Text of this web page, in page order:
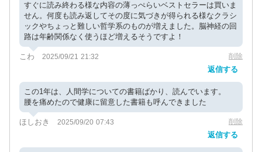
すぐに読み終わる様な内容の薄っぺらいベストセラーは買いま
せん。何度も読み返してその度に気づきが得られる様なクラシ
ックやちょっと難しい哲学系のものが増えました。脳神経の回
路は年齢関係なく使うほど増えるそうですよ！
こわ 2025/09/21 21:32 削除
返信する
この1年は、人間学についての書籍ばかり、読んでいます。
腰を痛めたので健康に留意した書籍も呼んできました
ほしおき 2025/09/20 07:43 削除
返信する